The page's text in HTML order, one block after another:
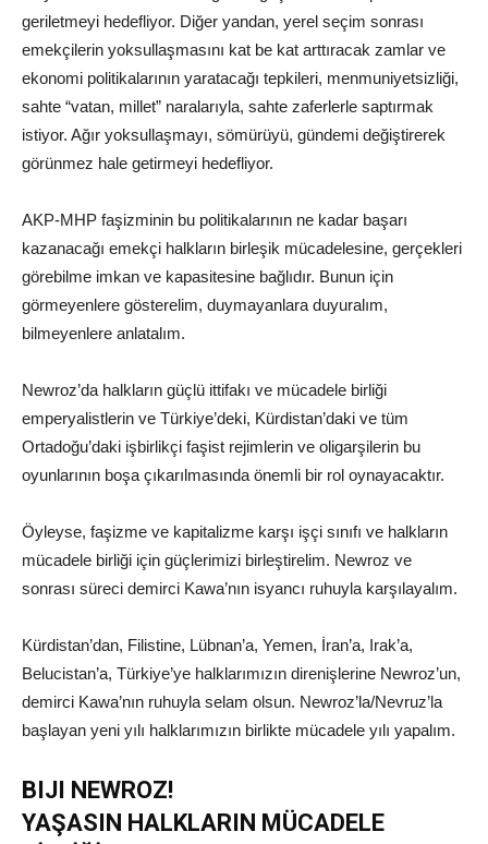
geriletmeyi hedefliyor. Diğer yandan, yerel seçim sonrası
emekçilerin yoksullaşmasını kat be kat arttıracak zamlar ve
ekonomi politikalarının yaratacağı tepkileri, menmuniyetsizliği,
sahte “vatan, millet” naralarıyla, sahte zaferlerle saptırmak
istiyor. Ağır yoksullaşmayı, sömürüyü, gündemi değiştirerek
görünmez hale getirmeyi hedefliyor.
AKP-MHP faşizminin bu politikalarının ne kadar başarı
kazanacağı emekçi halkların birleşik mücadelesine, gerçekleri
görebilme imkan ve kapasitesine bağlıdır. Bunun için
görmeyenlere gösterelim, duymayanlara duyuralım,
bilmeyenlere anlatalım.
Newroz’da halkların güçlü ittifakı ve mücadele birliği
emperyalistlerin ve Türkiye’deki, Kürdistan’daki ve tüm
Ortadoğu’daki işbirlikçi faşist rejimlerin ve oligarşilerin bu
oyunlarının boşa çıkarılmasında önemli bir rol oynayacaktır.
Öyleyse, faşizme ve kapitalizme karşı işçi sınıfı ve halkların
mücadele birliği için güçlerimizi birleştirelim. Newroz ve
sonrası süreci demirci Kawa’nın isyancı ruhuyla karşılayalım.
Kürdistan’dan, Filistine, Lübnan’a, Yemen, İran’a, Irak’a,
Belucistan’a, Türkiye’ye halklarımızın direnişlerine Newroz’un,
demirci Kawa’nın ruhuyla selam olsun. Newroz’la/Nevruz’la
başlayan yeni yılı halklarımızın birlikte mücadele yılı yapalım.
BIJI NEWROZ!
YAŞASIN HALKLARIN MÜCADELE